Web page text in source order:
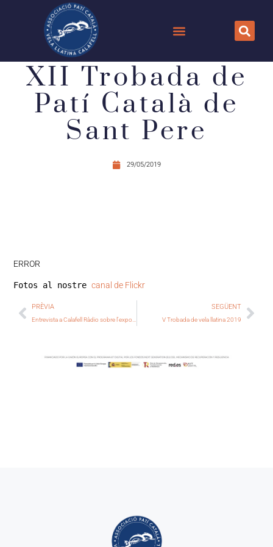
XII Trobada de
Patí Català de
Sant Pere
29/05/2019
ERROR
Fotos al nostre canal de Flickr
PRÈVIA
Entrevista a Calafell Ràdio sobre l'exposició de la Francisca
SEGÜENT
V Trobada de vela llatina 2019